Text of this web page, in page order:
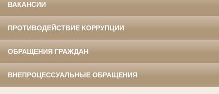
ВАКАНСИИ
ПРОТИВОДЕЙСТВИЕ КОРРУПЦИИ
ОБРАЩЕНИЯ ГРАЖДАН
ВНЕПРОЦЕССУАЛЬНЫЕ ОБРАЩЕНИЯ